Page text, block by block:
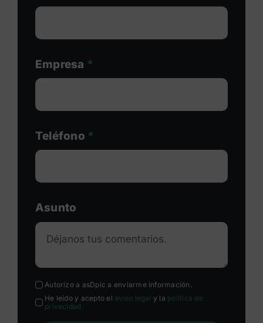
Empresa *
Teléfono *
Asunto
Autorizo a asDpic a enviarme información.
He leído y acepto el aviso legal y la política de
privacidad